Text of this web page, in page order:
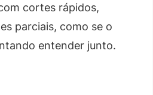
cortes rápidos,
parciais, como se o
entender junto.